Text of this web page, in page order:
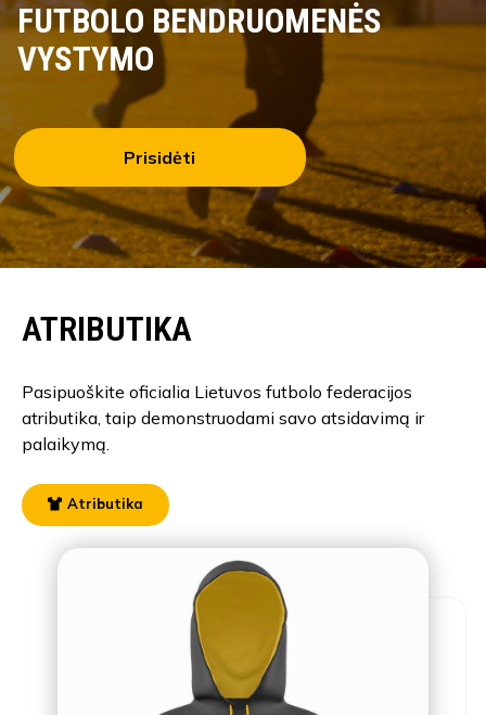
FUTBOLO BENDRUOMENĖS
VYSTYMO
Prisidėti
ATRIBUTIKA
Pasipuoškite oficialia Lietuvos futbolo federacijos
atributika, taip demonstruodami savo atsidavimą ir
palaikymą.
Atributika